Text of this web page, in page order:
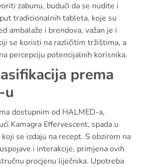
zabunu, budući da se nudite i
tradicionalnih tableta, koje su
ambalaže i brendova, važan je i
se koristi na različitim tržištima, a
percepciju potencijalnih korisnika.
prema
u
dostupnim od HALMED-a,
Kamagra Effervescent, spada u
se izdaju na recept. S obzirom na
i interakcije, primjena ovih
procjenu liječnika. Upotreba